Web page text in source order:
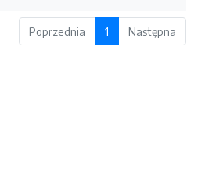
Poprzednia 1 Następna